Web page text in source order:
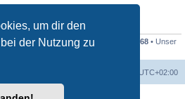
um dir den
der Nutzung zu
1169• Mitglieder insgesamt 1268 • Unser
UTC+02:00
® Forum Software © phpBB Limited